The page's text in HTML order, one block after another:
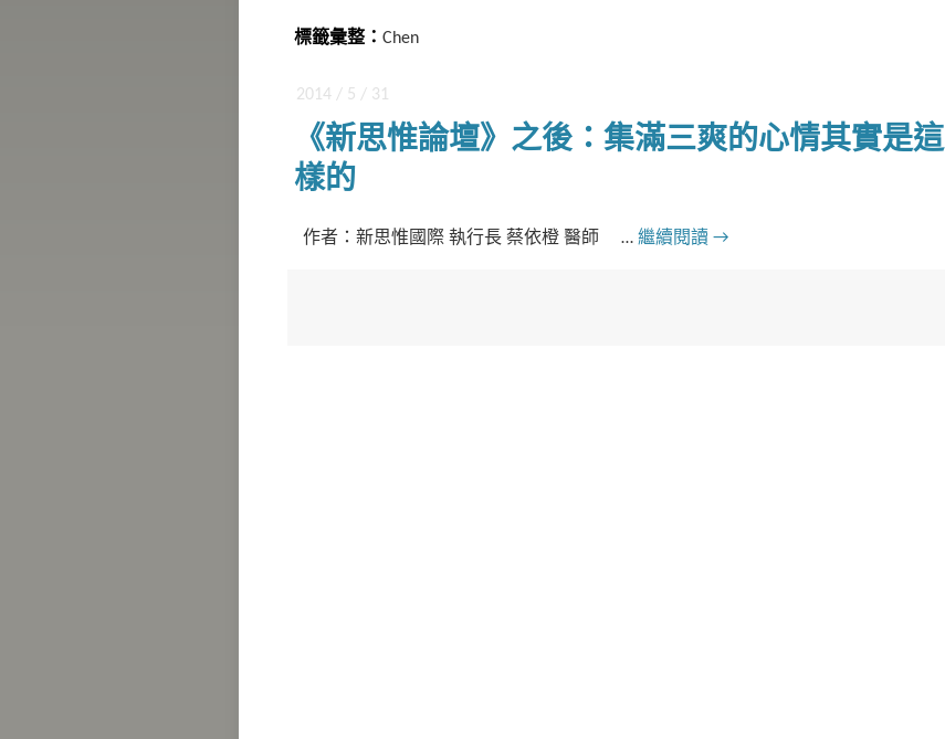
標籤彙整： Chen
2014 / 5 / 31
《新思惟論壇》之後：集滿三爽的心情其實是這
樣的
作者：新思惟國際 執行長 蔡依橙 醫師 … 繼續閱讀 →